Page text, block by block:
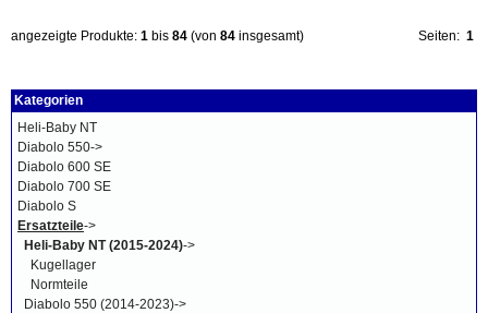
Seiten: 1
angezeigte Produkte: 1 bis 84 (von 84 insgesamt)
Kategorien
Heli-Baby NT
Diabolo 550->
Diabolo 600 SE
Diabolo 700 SE
Diabolo S
Ersatzteile->
Heli-Baby NT (2015-2024)->
Kugellager
Normteile
Diabolo 550 (2014-2023)->